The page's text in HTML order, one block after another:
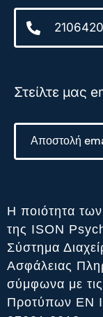
Στείλτε μας
Αποστολή
Η ποιότητα
της ISON
Σύστημα
Ασφάλειας
σύμφωνα με
Προτύπων ΕΝ